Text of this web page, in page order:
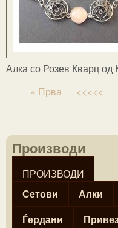
Алка со Розев Кварц од
« Прва <<<<<
Производи
ПРОИЗВОДИ
Сетови
Алки
Ѓердани